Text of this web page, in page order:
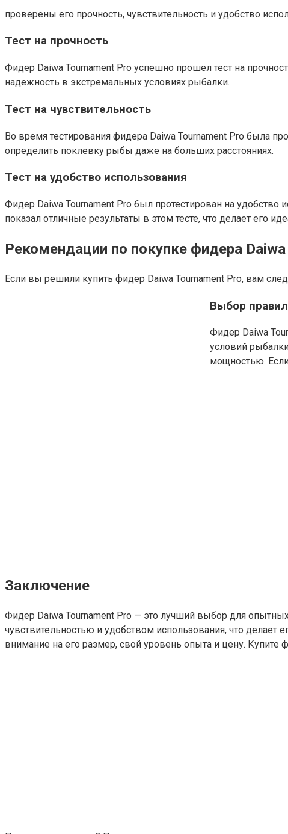
проверены его прочность, чувствительность и удобство
Тест на прочность
Фидер Daiwa Tournament Pro успешно прошел тест на
надежность в экстремальных условиях рыбалки.
Тест на чувствительность
Во время тестирования фидера Daiwa Tournament Pro была
определить поклевку рыбы даже на больших расстояниях.
Тест на удобство использования
Фидер Daiwa Tournament Pro был протестирован на
показал отличные результаты в этом тесте, что делает его
Рекомендации по покупке фидера
Если вы решили купить фидер Daiwa Tournament Pro, вам
Выбор
Фидер Daiwa
условий
мощностью.
Заключение
Фидер Daiwa Tournament Pro — это лучший выбор для
чувствительностью и удобством использования, что
внимание на его размер, свой уровень опыта и цену.